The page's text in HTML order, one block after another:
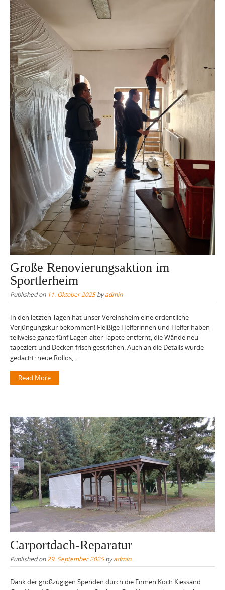
Große Renovierungsaktion im
Sportlerheim
Published on 11. Oktober 2025byadmin
In den letzten Tagen hat unser Vereinsheim eine ordentliche
Verjüngungskur bekommen! Fleißige Helferinnen und Helfer haben
teilweise ganze fünf Lagen alter Tapete entfernt, die Wände neu
tapeziert und Decken frisch gestrichen. Auch an die Details wurde
gedacht: neue Rollos,...
Read More
Carportdach-Reparatur
Published on29. September 2025byadmin
Dank der großzügigen Spenden durch die Firmen Koch Kiessand